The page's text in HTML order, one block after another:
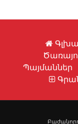
Պայմաններ